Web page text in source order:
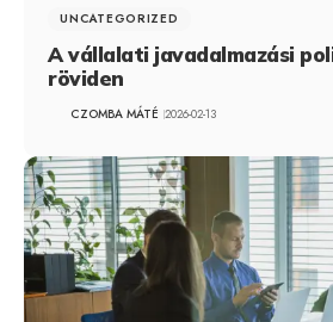
UNCATEGORIZED
A vállalati javadalmazási
röviden
CZOMBA MÁTÉ 2026-02-13